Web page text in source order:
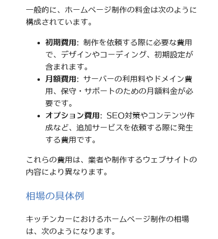
一般的に、ホームページ制作の料金は次のように
構成されています。
初期費用: 制作を依頼する際に必要な費用
で、デザインやコーディング、初期設定が
含まれます。
月額費用: サーバーの利用料やドメイン費
用、保守・サポートのための月額料金が必
要です。
オプション費用: SEO対策やコンテンツ作
成など、追加サービスを依頼する際に発生
する費用です。
これらの費用は、業者や制作するウェブサイトの
内容により異なります。
相場の具体例
キッチンカーにおけるホームページ制作の相場
は、次のようになります。